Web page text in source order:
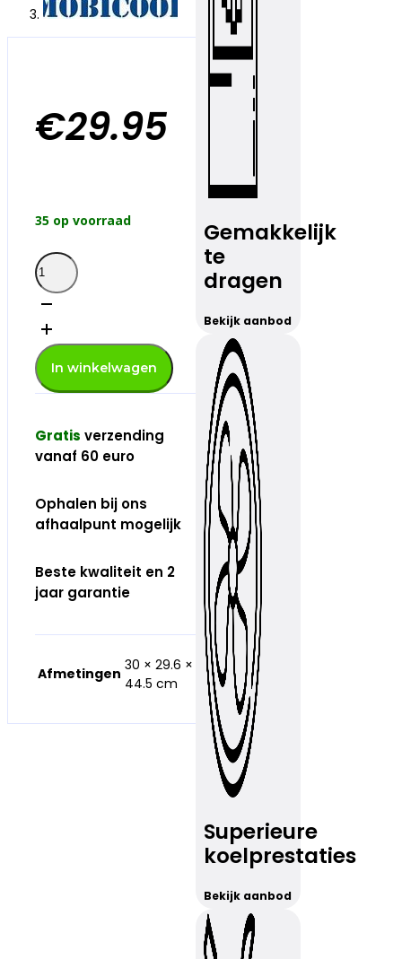
€29.95
35 op voorraad
MP27
koelbox
blauw
28Ltr
aantal
In winkelwagen
Gratis verzending
vanaf 60 euro
Ophalen bij ons
afhaalpunt mogelijk
Beste kwaliteit en 2
jaar garantie
Afmetingen 30 × 29.6 ×
44.5 cm
Gemakkelijk
te
dragen
Bekijk aanbod
Superieure
koelprestaties
Bekijk aanbod